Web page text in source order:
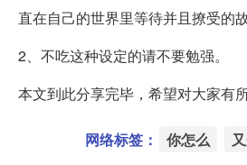
直在自己的世界里等待并且撩受的故
2、不吃这种设定的请不要勉强。
本文到此分享完毕，希望对大家有所
网络标签： 你怎么